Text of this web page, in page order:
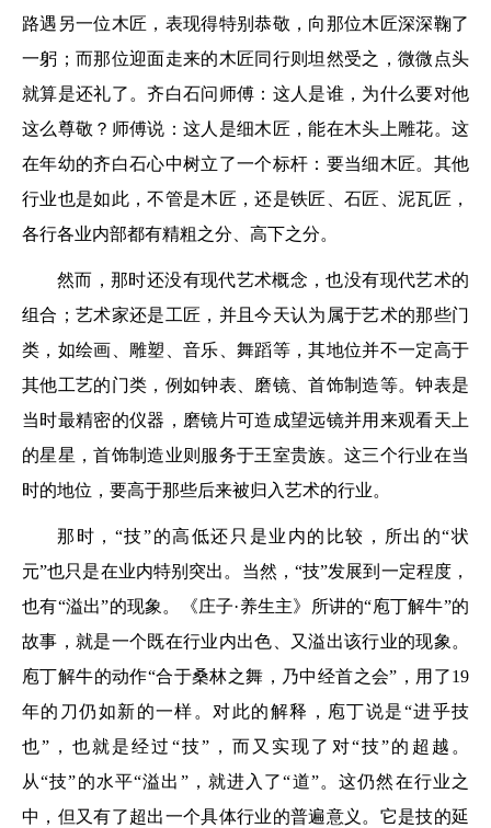
路遇另一位木匠，表现得特别恭敬，向那位木匠深深鞠了
一躬；而那位迎面走来的木匠同行则坦然受之，微微点头
就算是还礼了。齐白石问师傅：这人是谁，为什么要对他
这么尊敬？师傅说：这人是细木匠，能在木头上雕花。这
在年幼的齐白石心中树立了一个标杆：要当细木匠。其他
行业也是如此，不管是木匠，还是铁匠、石匠、泥瓦匠，
各行各业内部都有精粗之分、高下之分。
然而，那时还没有现代艺术概念，也没有现代艺术的
组合；艺术家还是工匠，并且今天认为属于艺术的那些门
类，如绘画、雕塑、音乐、舞蹈等，其地位并不一定高于
其他工艺的门类，例如钟表、磨镜、首饰制造等。钟表是
当时最精密的仪器，磨镜片可造成望远镜并用来观看天上
的星星，首饰制造业则服务于王室贵族。这三个行业在当
时的地位，要高于那些后来被归入艺术的行业。
那时，“技”的高低还只是业内的比较，所出的“状
元”也只是在业内特别突出。当然，“技”发展到一定程度，
也有“溢出”的现象。《庄子·养生主》所讲的“庖丁解牛”的
故事，就是一个既在行业内出色、又溢出该行业的现象。
庖丁解牛的动作“合于桑林之舞，乃中经首之会”，用了19
年的刀仍如新的一样。对此的解释，庖丁说是“进乎技
也”，也就是经过“技”，而又实现了对“技”的超越。
从“技”的水平“溢出”，就进入了“道”。这仍然在行业之
中，但又有了超出一个具体行业的普遍意义。它是技的延